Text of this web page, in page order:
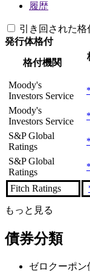
履歴
引き回された格
発行体格付
格付機関
Moody's
Investors Service
Moody's
Investors Service
S&P Global
Ratings
S&P Global
Ratings
Fitch Ratings
もっと見る
債券分類
ゼロクーポン